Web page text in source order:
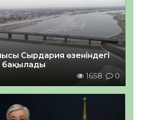
Сырдария өзеніндегі
бақылады
1658 0